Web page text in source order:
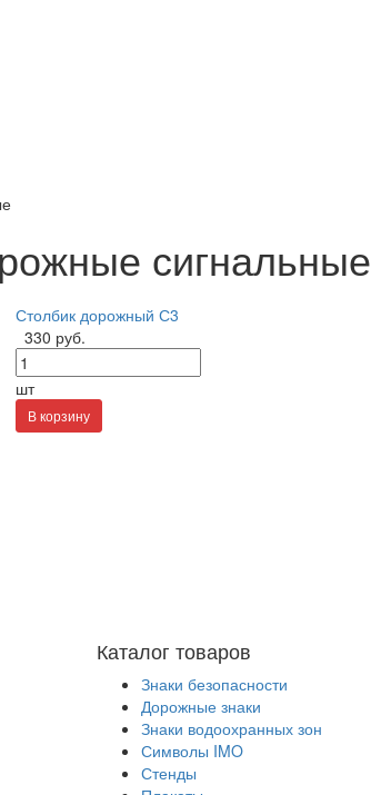
сигнальные
Столбик дорожный С3
330 руб.
шт
В корзину
Каталог товаров
Знаки безопасности
Дорожные знаки
Знаки водоохранных зон
Символы IMO
Стенды